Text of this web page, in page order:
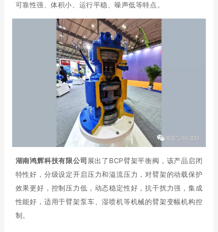
可靠性强、体积小、运行平稳、噪声低等特点。
湖南鸿辉科技有限公司 展出了BCP臂架平衡阀，该产品启闭
特性好，分级设定开启压力和溢流压力，对臂架的动载保护
效果更好，控制压力低，动态稳定性好，抗干扰力强，集成
性能好，适用于臂架泵车、湿喷机等机械的臂架变幅机构控
制。